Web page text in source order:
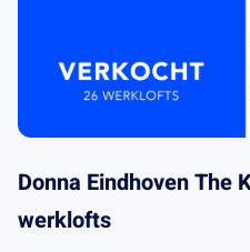
Donna Eindhoven The
werklofts